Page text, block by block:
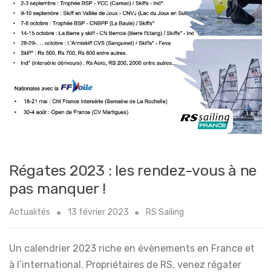
Régates 2023 : les rendez-vous à ne
pas manquer !
Actualités 13 février 2023 RS Sailing
Un calendrier 2023 riche en évènements en France et
à l’international. Propriétaires de RS, venez régater